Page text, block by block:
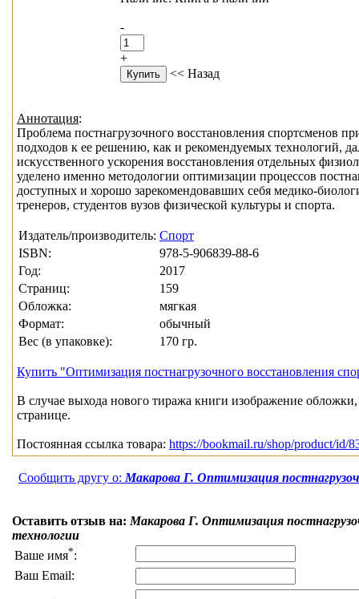
-
+
<< Назад
Аннотация:
Проблема постнагрузочного восстановления спортсменов
подходов к ее решению, как и рекомендуемых технологий,
искусственного ускорения восстановления отдельных
уделено именно методологии оптимизации процессов
доступных и хорошо зарекомендовавших себя медико-
тренеров, студентов вузов физической культуры и спорта.
Издатель/производитель: Спорт
ISBN:
978-5-906839-88-6
Год:
2017
Страниц:
159
Обложка:
мягкая
Формат:
обычный
Вес (в упаковке):
170 гр.
Купить "Оптимизация постнагрузочного восстановления
В случае выхода нового тиража книги изображение
странице.
Постоянная ссылка товара: https://bookmail.ru/shop/product/id/
Сообщить другу о:Макарова Г. Оптимизация
Оставить отзыв на:Макарова Г. Оптимизация
технологии
Ваше имя*:
Ваш Email: